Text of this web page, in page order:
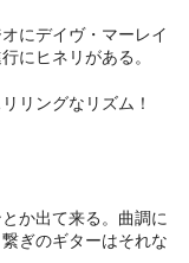
にデイヴ・マーレイ
にヒネリがある。
リングなリズム！
か出て来る。曲調に
ぎのギターはそれな